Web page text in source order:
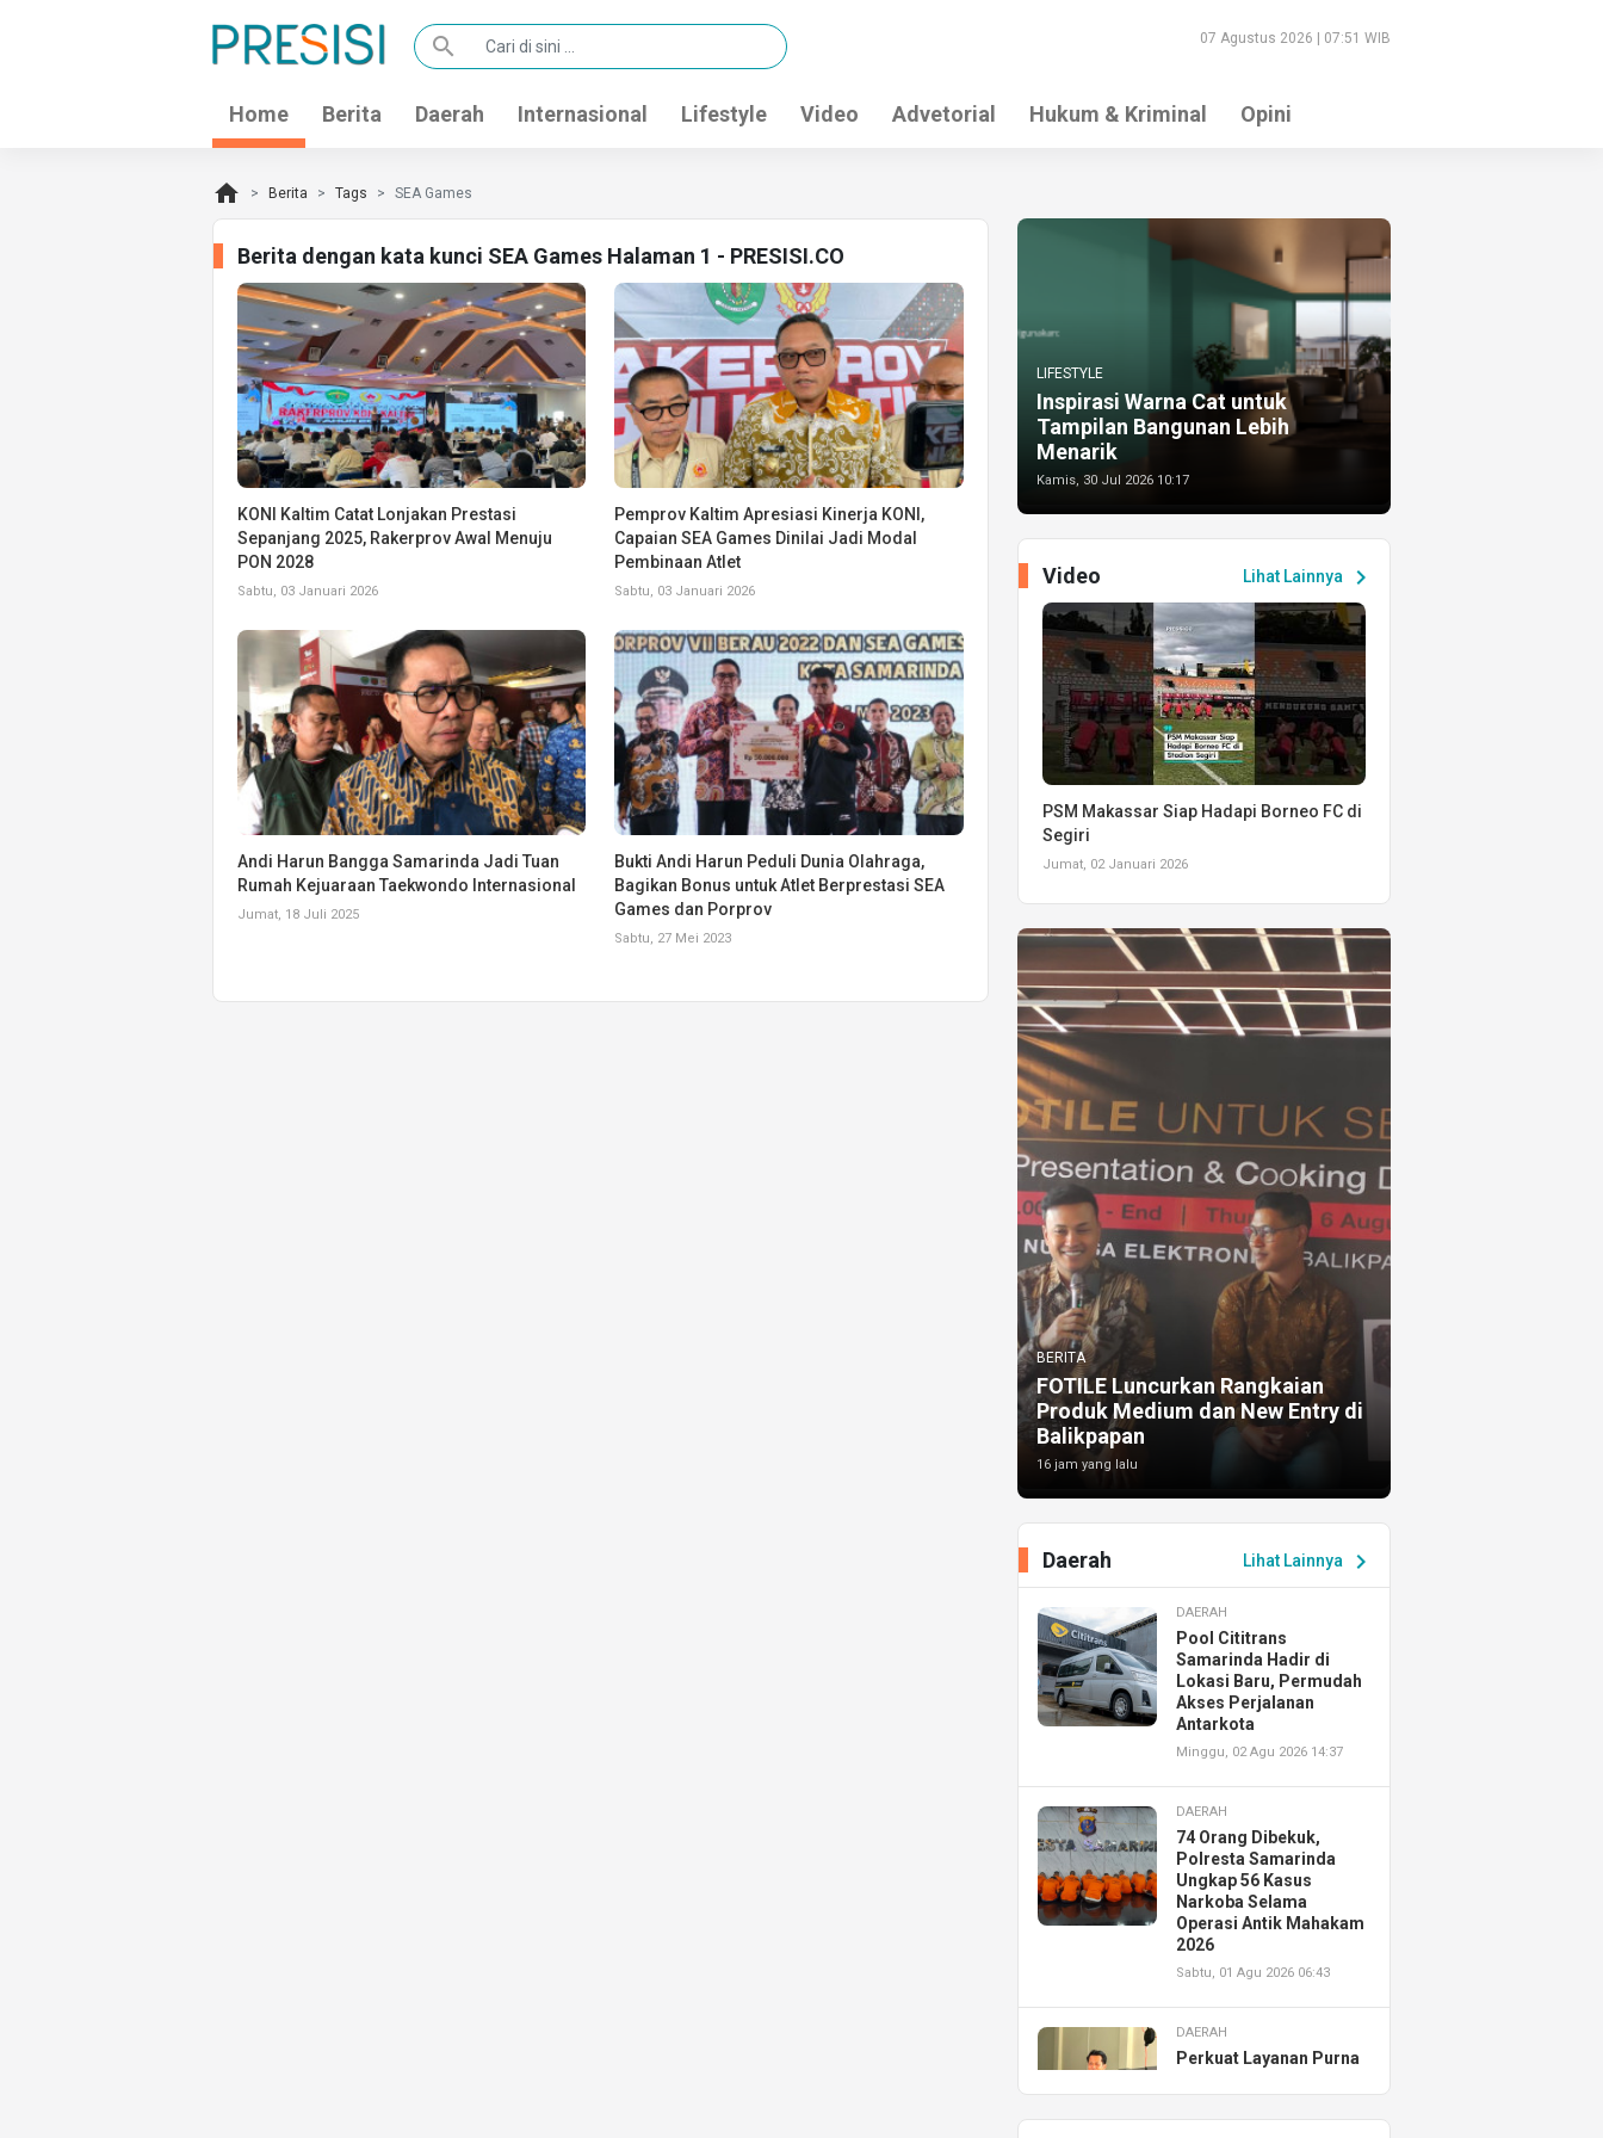
search 07 Agustus 2026 | 07:51 WIB
Home Berita Daerah Internasional Lifestyle Video Advetorial Hukum & Kriminal Opini
home Berita Tags SEA Games
Berita dengan kata kunci SEA Games Halaman 1 - PRESISI.CO
KONI Kaltim Catat Lonjakan Prestasi
Sepanjang 2025, Rakerprov Awal Menuju
PON 2028
Sabtu, 03 Januari 2026
Pemprov Kaltim Apresiasi Kinerja KONI,
Capaian SEA Games Dinilai Jadi Modal
Pembinaan Atlet
Sabtu, 03 Januari 2026
Andi Harun Bangga Samarinda Jadi Tuan
Rumah Kejuaraan Taekwondo Internasional
Jumat, 18 Juli 2025
Bukti Andi Harun Peduli Dunia Olahraga,
Bagikan Bonus untuk Atlet Berprestasi SEA
Games dan Porprov
Sabtu, 27 Mei 2023
LIFESTYLE
Inspirasi Warna Cat untuk
Tampilan Bangunan Lebih
Menarik
Kamis, 30 Jul 2026 10:17
Lihat Lainnya chevron_right
Video
PSM Makassar Siap Hadapi Borneo FC di
Segiri
Jumat, 02 Januari 2026
BERITA
FOTILE Luncurkan Rangkaian
Produk Medium dan New Entry di
Balikpapan
16 jam yang lalu
Lihat Lainnya chevron_right
Daerah
DAERAH
Pool Cititrans
Samarinda Hadir di
Lokasi Baru, Permudah
Akses Perjalanan
Antarkota
Minggu, 02 Agu 2026 14:37
DAERAH
74 Orang Dibekuk,
Polresta Samarinda
Ungkap 56 Kasus
Narkoba Selama
Operasi Antik Mahakam
2026
Sabtu, 01 Agu 2026 06:43
DAERAH
Perkuat Layanan Purna
Resmikan AHASS